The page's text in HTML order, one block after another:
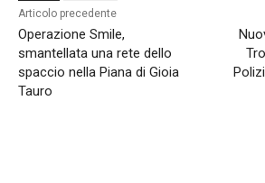
Articolo precedente
Operazione Smile,
smantellata una rete dello
spaccio nella Piana di Gioia
Tauro